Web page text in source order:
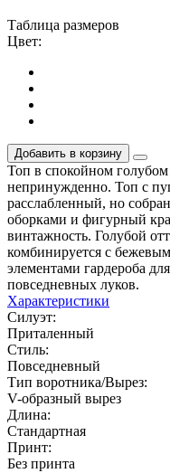
Таблица размеров
Цвет:
Добавить в корзину
Топ в спокойном
непринужденно. Топ с
расслабленный, но
оборками и фигурный
винтажность. Голубой
комбинируется с
элементами гардероба
повседневных луков.
Характеристики
Силуэт:
Приталенный
Стиль:
Повседневный
Тип воротника/Вырез:
V-образный вырез
Длина:
Стандартная
Принт:
Без принта